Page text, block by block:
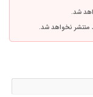
شد.
منتشر نخواهد شد.